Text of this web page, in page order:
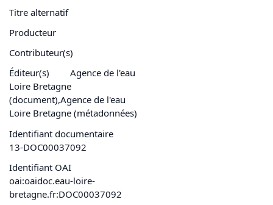
Titre alternatif
Producteur
Contributeur(s)
Éditeur(s)
Agence de l'eau
Loire Bretagne
(document),Agence de l'eau
Loire Bretagne (métadonnées)
Identifiant documentaire
13-DOC00037092
Identifiant OAI
oai:oaidoc.eau-loire-
bretagne.fr:DOC00037092